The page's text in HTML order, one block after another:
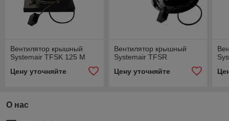
Вентилятор крышный
Systemair TFSK 125 М
Цену уточняйте
Вентилятор крышный
Systemair TFSR
Цену уточняйте
О нас